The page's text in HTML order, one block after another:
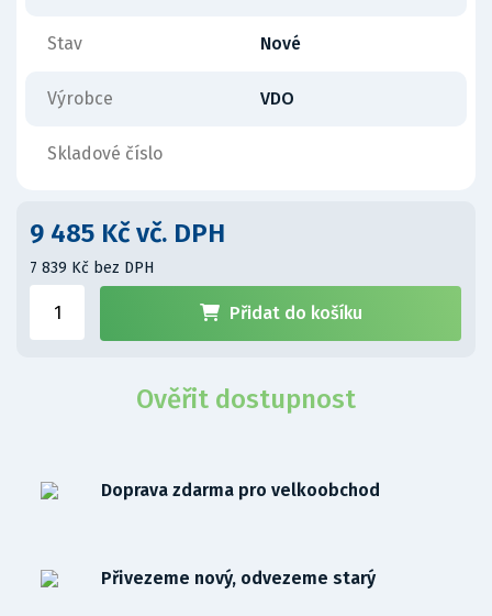
Stav Nové
Výrobce VDO
Skladové číslo
9 485 Kč vč. DPH
7 839 Kč bez DPH
Přidat do košíku
Ověřit dostupnost
Doprava zdarma pro velkoobchod
Přivezeme nový, odvezeme starý